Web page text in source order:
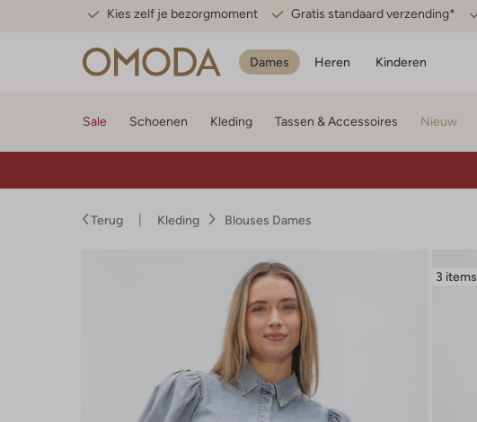
Kies zelf je bezorgmoment Gratis standaard verzending*
Dames Heren Kinderen
Sale Schoenen Kleding Tassen & Accessoires Nieuw
Terug Kleding Blouses Dames
3 items